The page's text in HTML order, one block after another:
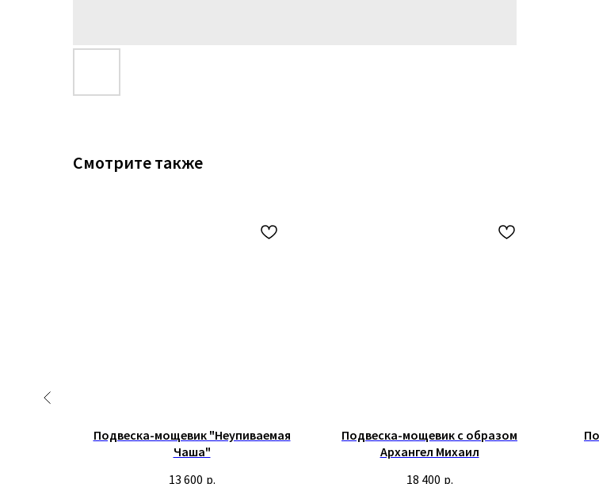
Смотрите также
Подвеска-мощевик "Неупиваемая
Чаша"
13 600 р.
Подвеска-мощевик с образом
Архангел Михаил
18 400 р.